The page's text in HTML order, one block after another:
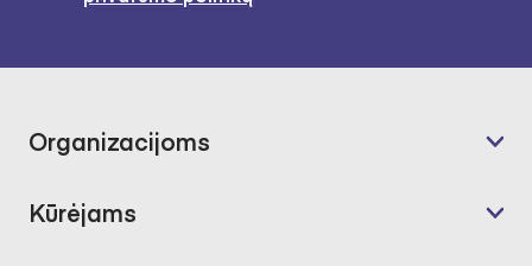
Organizacijoms
Kūrėjams